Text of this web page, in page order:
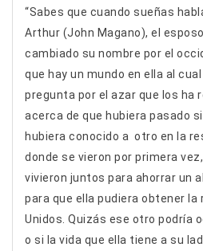
“Sabes que cuando sueñas
Arthur (John Magano), el
cambiado su nombre por el
que hay un mundo en ella al
pregunta por el azar que los ha
acerca de que hubiera pasado
hubiera conocido a otro en la
donde se vieron por primera
vivieron juntos para ahorrar un
para que ella pudiera obtener la
Unidos. Quizás ese otro podría
o si la vida que ella tiene a su